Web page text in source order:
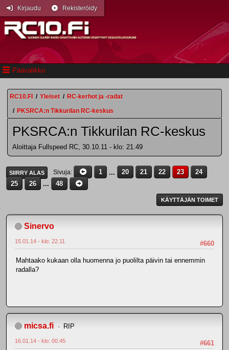
Päävalikko
Kirjaudu Rekisteröidy
RC10.FI / Yleiset / RC-kerhot ja -radat
/ PKSRCA:n Tikkurilan RC-keskus
PKSRCA:n Tikkurilan RC-keskus
Aloittaja Fullspeed RC, 30.10.11 - klo: 21.49
SIIRRY ALAS Sivuja 1 ... 20 21 22 23
24
25
26 ... 48
KÄYTTÄJÄN TOIMET
Sinervo
#660
15.01.14 - klo: 22.11
Mahtaako kukaan olla huomenna jo puolilta päivin tai ennemmin
radalla?
micsa.fi RIP
#661
16.01.14 - klo: 00.45